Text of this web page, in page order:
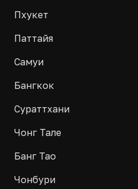
Пхукет
Паттайя
Самуи
Бангкок
Сураттхани
Чонг Тале
Банг Тао
Чонбури